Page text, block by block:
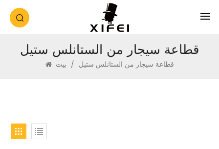
قطاعة سيجار من الستانلس ستيل
/ قطاعة سيجار من الستانلس ستيل